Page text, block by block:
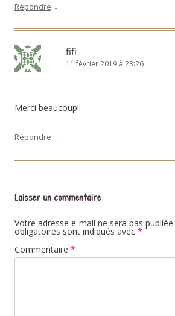
Répondre ↓
fifi
11 février 2019 à 23:26
Merci beaucoup!
Répondre ↓
Laisser un commentaire
Votre adresse e-mail ne sera pas publiée.
obligatoires sont indiqués avec *
Commentaire *